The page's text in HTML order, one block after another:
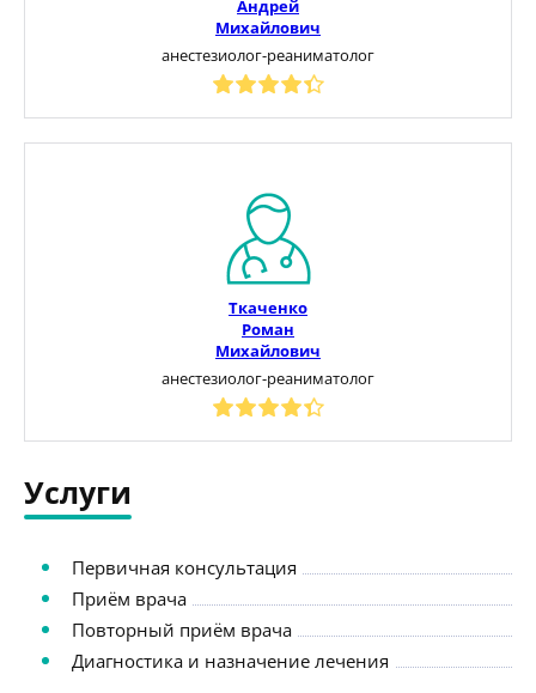
Андрей
Михайлович
анестезиолог-реаниматолог
Ткаченко
Роман
Михайлович
анестезиолог-реаниматолог
Услуги
Первичная консультация
Приём врача
Повторный приём врача
Диагностика и назначение лечения